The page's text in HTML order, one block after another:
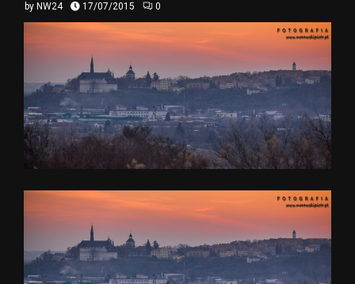
by NW24 17/07/2015 0